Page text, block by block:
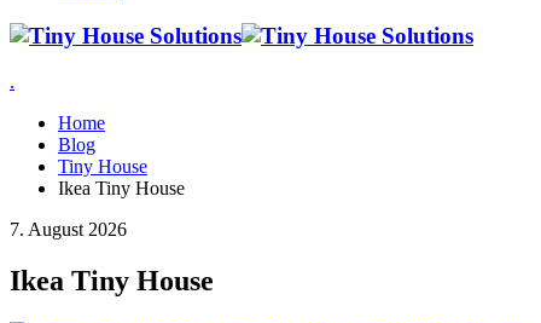
.
Home
Blog
Tiny House
Ikea Tiny House
7. August 2026
Ikea Tiny House